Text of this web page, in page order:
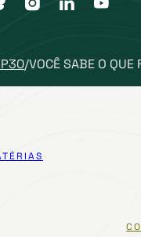
/VOCÊ SABE O QUE